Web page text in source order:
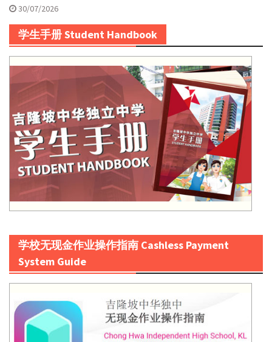
30/07/2026
学生手册 Student Handbook
学校无现金作业操作指南 Cashless Payment
System Guide